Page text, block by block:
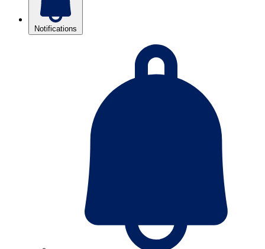
Notifications